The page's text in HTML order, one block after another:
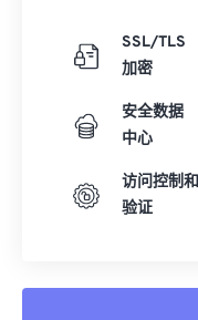
SSL/TLS
加密
安全数据
中心
访问控制和
验证